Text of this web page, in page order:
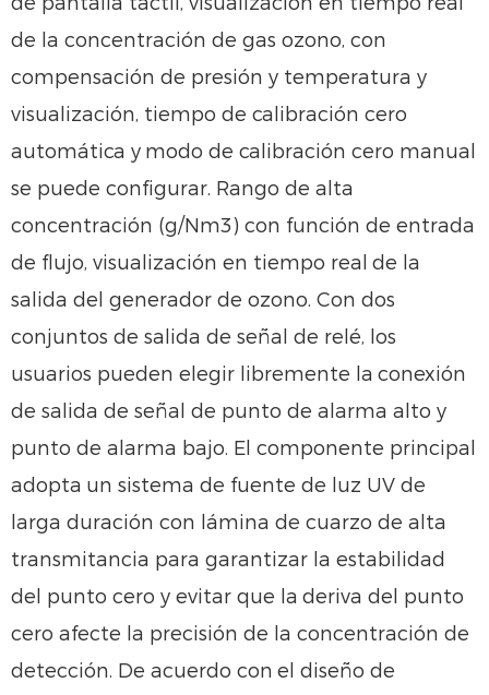
de la concentración de gas ozono, con
compensación de presión y temperatura y
visualización, tiempo de calibración cero
automática y modo de calibración cero manual
se puede configurar. Rango de alta
concentración (g/Nm3) con función de entrada
de flujo, visualización en tiempo real de la
salida del generador de ozono. Con dos
conjuntos de salida de señal de relé, los
usuarios pueden elegir libremente la conexión
de salida de señal de punto de alarma alto y
punto de alarma bajo. El componente principal
adopta un sistema de fuente de luz UV de
larga duración con lámina de cuarzo de alta
transmitancia para garantizar la estabilidad
del punto cero y evitar que la deriva del punto
cero afecte la precisión de la concentración de
detección. De acuerdo con el diseño de